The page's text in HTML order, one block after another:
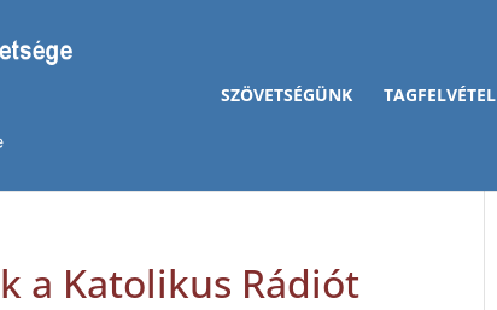
SZÖVETSÉGÜNK TAGFELVÉTEL
a Katolikus Rádiót